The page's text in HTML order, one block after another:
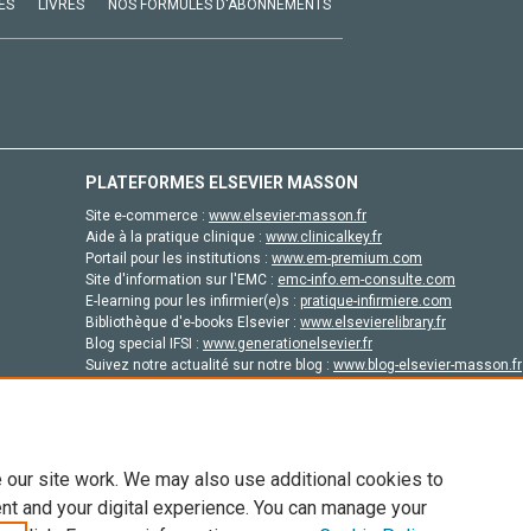
LIVRES NOS FORMULES D'ABONNEMENTS
PLATEFORMES ELSEVIER MASSON
Site e-commerce : www.elsevier-masson.fr
Aide à la pratique clinique : www.clinicalkey.fr
Portail pour les institutions : www.em-premium.com
Site d'information sur l'EMC : emc-info.em-consulte.com
E-learning pour les infirmier(e)s : pratique-infirmiere.com
Bibliothèque d'e-books Elsevier : www.elsevierelibrary.fr
Blog special IFSI : www.generationelsevier.fr
Suivez notre actualité sur notre blog : www.blog-elsevier-masson.fr
site work. We may also use additional cookies to
and your digital experience. You can manage your